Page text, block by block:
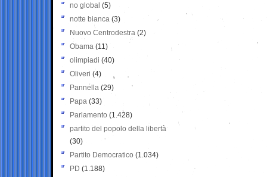
no global (5)
notte bianca (3)
Nuovo Centrodestra (2)
Obama (11)
olimpiadi (40)
Oliveri (4)
Pannella (29)
Papa (33)
Parlamento (1.428)
partito del popolo della libertà
(30)
Partito Democratico (1.034)
PD (1.188)